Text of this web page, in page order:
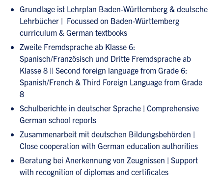
Grundlage ist Lehrplan Baden-Württemberg & deutsche
Lehrbücher | Focussed on Baden-Württemberg
curriculum & German textbooks
Zweite Fremdsprache ab Klasse 6:
Spanisch/Französisch und Dritte Fremdsprache ab
Klasse 8 || Second foreign language from Grade 6:
Spanish/French & Third Foreign Language from Grade
8
Schulberichte in deutscher Sprache | Comprehensive
German school reports
Zusammenarbeit mit deutschen Bildungsbehörden |
Close cooperation with German education authorities
Beratung bei Anerkennung von Zeugnissen | Support
with recognition of diplomas and certificates